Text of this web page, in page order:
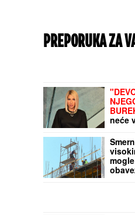
PREPORUKA ZA
neće